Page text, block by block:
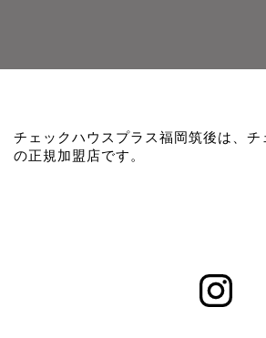
チェックハウスプラス福岡筑後は、チ
の正規加盟店です。